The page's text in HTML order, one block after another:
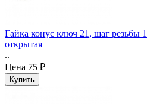
Гайка конус ключ 21, шаг резьбы
открытая
..
Цена 75 ₽